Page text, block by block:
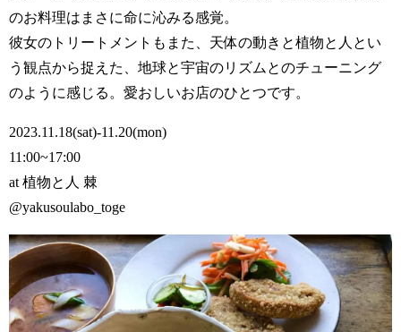
のお料理はまさに命に沁みる感覚。
彼女のトリートメントもまた、天体の動きと植物と人とい
う観点から捉えた、地球と宇宙のリズムとのチューニング
のように感じる。愛おしいお店のひとつです。
2023.11.18(sat)-11.20(mon)
11:00~17:00
at 植物と人 棘
@yakusoulabo_toge